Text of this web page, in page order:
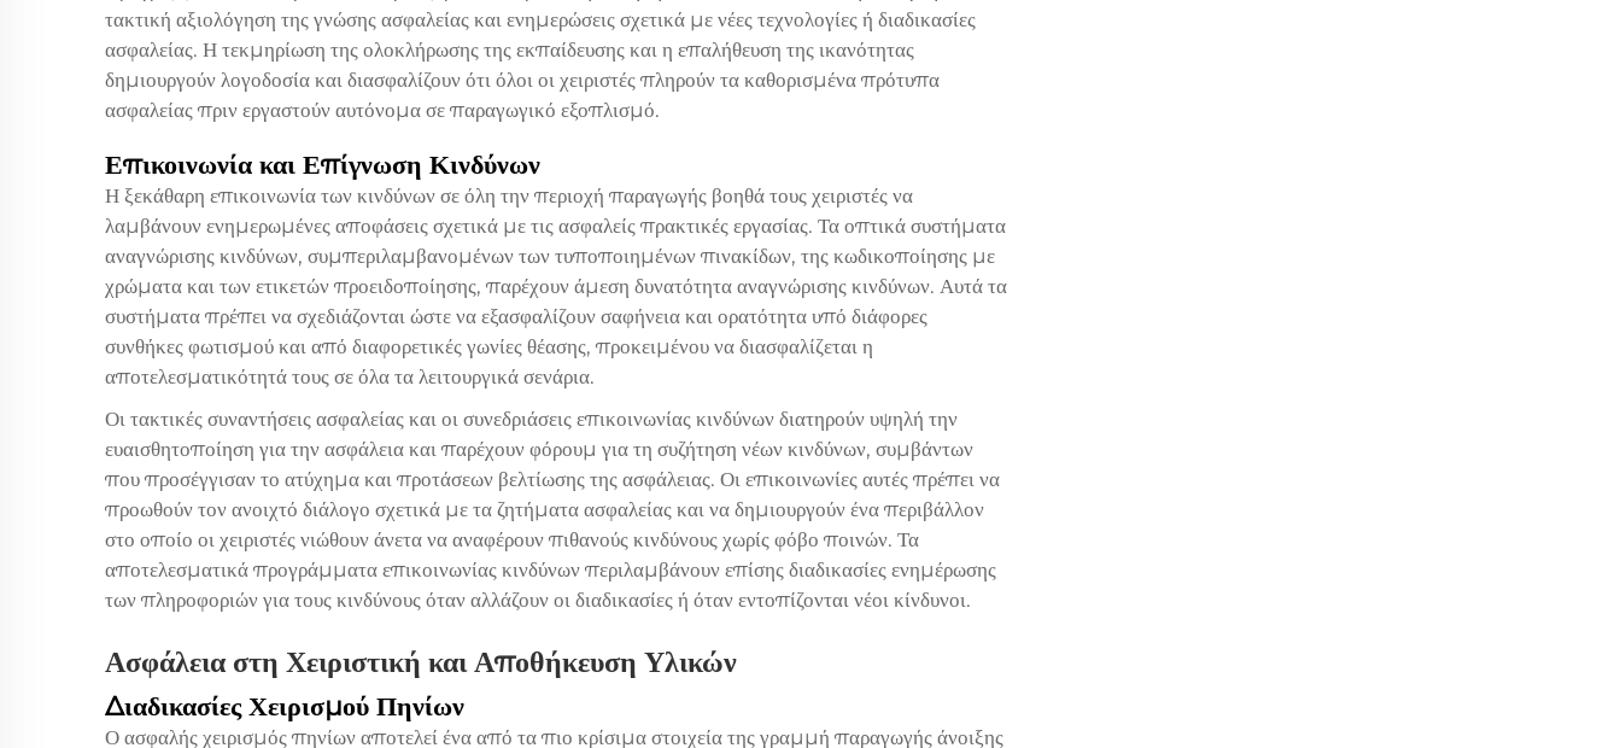
τακτική αξιολόγηση της γνώσης ασφαλείας και ενημερώσεις σχετικά με νέες τεχνολογίες ή διαδικασίες
ασφαλείας. Η τεκμηρίωση της ολοκλήρωσης της εκπαίδευσης και η επαλήθευση της ικανότητας
δημιουργούν λογοδοσία και διασφαλίζουν ότι όλοι οι χειριστές πληρούν τα καθορισμένα πρότυπα
ασφαλείας πριν εργαστούν αυτόνομα σε παραγωγικό εξοπλισμό.
Επικοινωνία και Επίγνωση Κινδύνων
Η ξεκάθαρη επικοινωνία των κινδύνων σε όλη την περιοχή παραγωγής βοηθά τους χειριστές να
λαμβάνουν ενημερωμένες αποφάσεις σχετικά με τις ασφαλείς πρακτικές εργασίας. Τα οπτικά συστήματα
αναγνώρισης κινδύνων, συμπεριλαμβανομένων των τυποποιημένων πινακίδων, της κωδικοποίησης με
χρώματα και των ετικετών προειδοποίησης, παρέχουν άμεση δυνατότητα αναγνώρισης κινδύνων. Αυτά τα
συστήματα πρέπει να σχεδιάζονται ώστε να εξασφαλίζουν σαφήνεια και ορατότητα υπό διάφορες
συνθήκες φωτισμού και από διαφορετικές γωνίες θέασης, προκειμένου να διασφαλίζεται η
αποτελεσματικότητά τους σε όλα τα λειτουργικά σενάρια.
Οι τακτικές συναντήσεις ασφαλείας και οι συνεδριάσεις επικοινωνίας κινδύνων διατηρούν υψηλή την
ευαισθητοποίηση για την ασφάλεια και παρέχουν φόρουμ για τη συζήτηση νέων κινδύνων, συμβάντων
που προσέγγισαν το ατύχημα και προτάσεων βελτίωσης της ασφάλειας. Οι επικοινωνίες αυτές πρέπει να
προωθούν τον ανοιχτό διάλογο σχετικά με τα ζητήματα ασφαλείας και να δημιουργούν ένα περιβάλλον
στο οποίο οι χειριστές νιώθουν άνετα να αναφέρουν πιθανούς κινδύνους χωρίς φόβο ποινών. Τα
αποτελεσματικά προγράμματα επικοινωνίας κινδύνων περιλαμβάνουν επίσης διαδικασίες ενημέρωσης
των πληροφοριών για τους κινδύνους όταν αλλάζουν οι διαδικασίες ή όταν εντοπίζονται νέοι κίνδυνοι.
Ασφάλεια στη Χειριστική και Αποθήκευση Υλικών
Διαδικασίες Χειρισμού Πηνίων
Ο ασφαλής χειρισμός πηνίων αποτελεί ένα από τα πιο κρίσιμα στοιχεία της γραμμή παραγωγής άνοιξης